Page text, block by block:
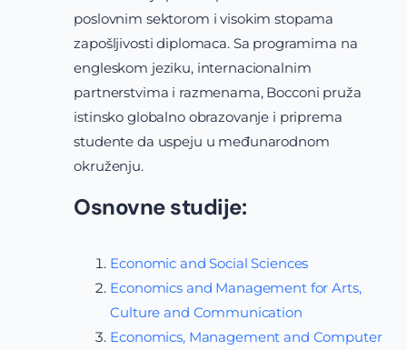
poslovnim sektorom i visokim stopama
zapošljivosti diplomaca. Sa programima na
engleskom jeziku, internacionalnim
partnerstvima i razmenama, Bocconi pruža
istinsko globalno obrazovanje i priprema
studente da uspeju u međunarodnom
okruženju.
Osnovne studije:
Economic and Social Sciences
Economics and Management for Arts,
Culture and Communication
Economics, Management and Computer